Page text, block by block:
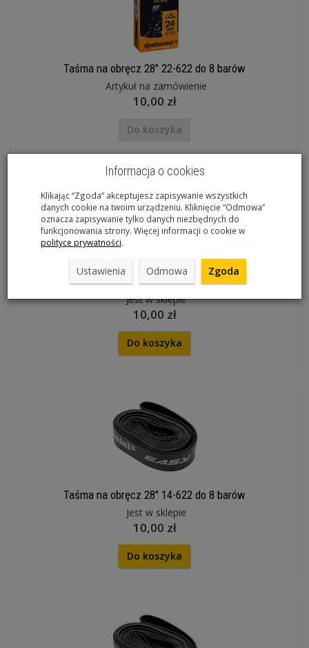
Taśma na obręcz 28" 22-622 do 8 barów
Artykuł na zamówienie
10,00 zł
Do koszyka
Taśma na obręcz 18-559 do 8 barów
Jest w sklepie
10,00 zł
Do koszyka
Taśma na obręcz 28" 14-622 do 8 barów
Jest w sklepie
10,00 zł
Do koszyka
Informacja o cookies
Klikając “Zgoda” akceptujesz zapisywanie wszystkich
danych cookie na twoim urządzeniu. Kliknięcie “Odmowa”
oznacza zapisywanie tylko danych niezbędnych do
funkcjonowania strony. Więcej informacji o cookie w
polityce prywatności.
Ustawienia Odmowa Zgoda